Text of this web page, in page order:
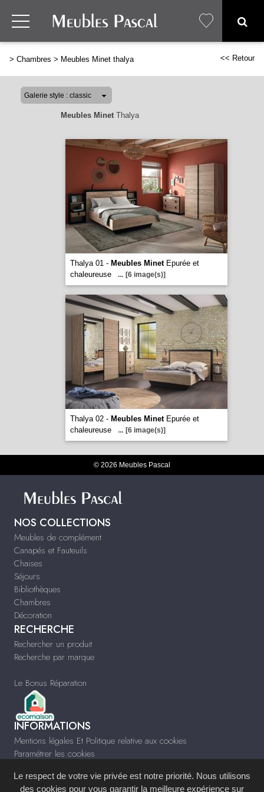
> Chambres > Meubles Minet thalya << Retour
Meubles MinetThalya
Thalya 01 - Meubles MinetEpurée et
chaleureuse
... [6 image(s)]
Thalya 02 - Meubles MinetEpurée et
chaleureuse
... [6 image(s)]
© 2026 Meubles Pascal
NOS COLLECTIONS
Meubles de complément
Canapés et Fauteuils
Chaises
Séjours
Bibliothèques
Chambres
Décoration
RECHERCHE
Rechercher un produit
Recherche par marque
Le Bonus Réparation
INFORMATIONS
Mentions légales Et Politique relative aux cookies
Paramétrer les cookies
www.meubles-pascal.fr
Le respect de votre vie privée est notre priorité. Nous utilisons
des cookies pour vous garantir la meilleure expérience sur